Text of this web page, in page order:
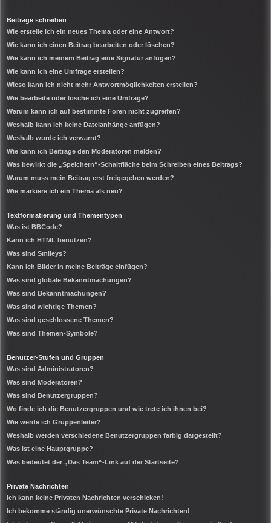
Beiträge schreiben
Wie erstelle ich ein neues Thema oder eine Antwort?
Wie kann ich einen Beitrag bearbeiten oder löschen?
Wie kann ich meinem Beitrag eine Signatur anfügen?
Wie kann ich eine Umfrage erstellen?
Wieso kann ich nicht mehr Antwortmöglichkeiten erstellen?
Wie bearbeite oder lösche ich eine Umfrage?
Warum kann ich auf bestimmte Foren nicht zugreifen?
Weshalb kann ich keine Dateianhänge anfügen?
Weshalb wurde ich verwarnt?
Wie kann ich Beiträge den Moderatoren melden?
Was bewirkt die „Speichern“-Schaltfläche beim Schreiben eines Beitrags?
Warum muss mein Beitrag erst freigegeben werden?
Wie markiere ich ein Thema als neu?
Textformatierung und Thementypen
Was ist BBCode?
Kann ich HTML benutzen?
Was sind Smileys?
Kann ich Bilder in meine Beiträge einfügen?
Was sind globale Bekanntmachungen?
Was sind Bekanntmachungen?
Was sind wichtige Themen?
Was sind geschlossene Themen?
Was sind Themen-Symbole?
Benutzer-Stufen und Gruppen
Was sind Administratoren?
Was sind Moderatoren?
Was sind Benutzergruppen?
Wo finde ich die Benutzergruppen und wie trete ich ihnen bei?
Wie werde ich Gruppenleiter?
Weshalb werden verschiedene Benutzergruppen farbig dargestellt?
Was ist eine Hauptgruppe?
Was bedeutet der „Das Team“-Link auf der Startseite?
Private Nachrichten
Ich kann keine Privaten Nachrichten verschicken!
Ich bekomme ständig unerwünschte Private Nachrichten!